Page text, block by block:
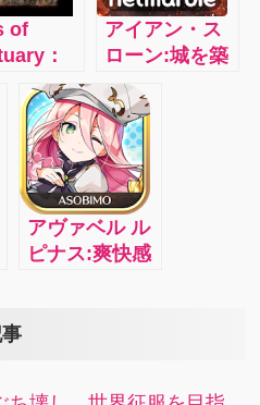
する本
テジ
ム！
RPG！
of
：
のプレ
がサー
介して
インで
に参加
本発の
戦略
！
アイアン・ス
ローン:城を築
き、兵を鍛
え、英雄たち
を運命の戦場
へと送り出そ
う！世界中の
プレイヤーた
ちと戦い、討
ち倒し、王国
アヴァベル ル
ピナス:爽快感